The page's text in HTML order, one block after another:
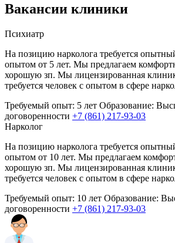
Вакансии клиники
Психиатр
На позицию нарколога требуется
опытом от 5 лет. Мы предлагаем
хорошую зп. Мы лицензированная
требуется человек с опытом в сфере
Требуемый опыт: 5 лет Образование:
договоренности +7 (861) 217-93-03
Нарколог
На позицию нарколога требуется
опытом от 10 лет. Мы предлагаем
хорошую зп. Мы лицензированная
требуется человек с опытом в сфере
Требуемый опыт: 10 лет Образование:
договоренности +7 (861) 217-93-03